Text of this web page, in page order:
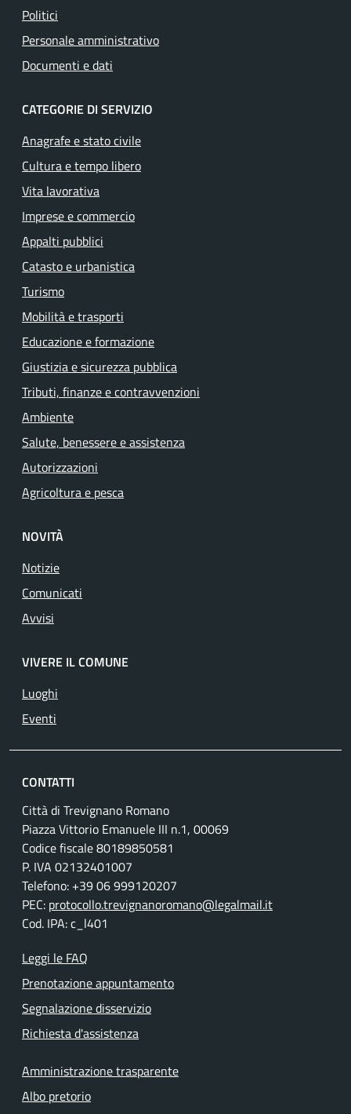
Politici
Personale amministrativo
Documenti e dati
CATEGORIE DI SERVIZIO
Anagrafe e stato civile
Cultura e tempo libero
Vita lavorativa
Imprese e commercio
Appalti pubblici
Catasto e urbanistica
Turismo
Mobilità e trasporti
Educazione e formazione
Giustizia e sicurezza pubblica
Tributi, finanze e contravvenzioni
Ambiente
Salute, benessere e assistenza
Autorizzazioni
Agricoltura e pesca
NOVITÀ
Notizie
Comunicati
Avvisi
VIVERE IL COMUNE
Luoghi
Eventi
CONTATTI
Città di Trevignano Romano
Piazza Vittorio Emanuele III n.1, 00069
Codice fiscale 80189850581
P. IVA 02132401007
Telefono: +39 06 999120207
PEC: protocollo.trevignanoromano@legalmail.it
Cod. IPA: c_l401
Leggi le FAQ
Prenotazione appuntamento
Segnalazione disservizio
Richiesta d'assistenza
Amministrazione trasparente
Albo pretorio